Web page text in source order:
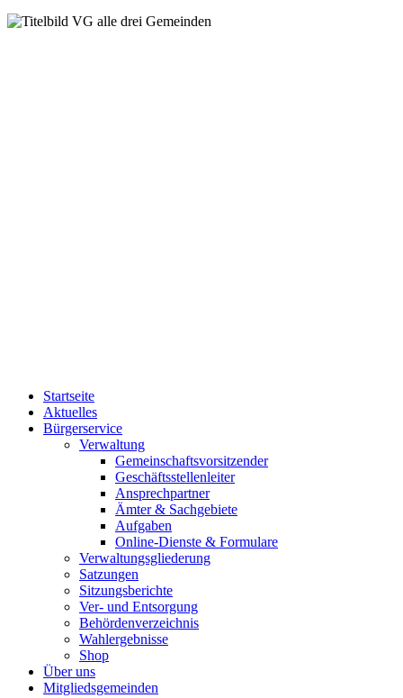
Startseite
Aktuelles
Bürgerservice
Verwaltung
Gemeinschaftsvorsitzender
Geschäftsstellenleiter
Ansprechpartner
Ämter & Sachgebiete
Aufgaben
Online-Dienste & Formulare
Verwaltungsgliederung
Satzungen
Sitzungsberichte
Ver- und Entsorgung
Behördenverzeichnis
Wahlergebnisse
Shop
Über uns
Mitgliedsgemeinden